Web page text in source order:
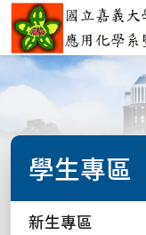
學生專區
新生專區